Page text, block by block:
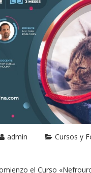
admin
Cursos y
el Curso